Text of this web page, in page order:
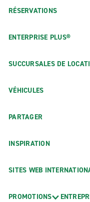
RÉSERVATIONS
ENTERPRISE PLUS®
SUCCURSALES DE
VÉHICULES
PARTAGER
INSPIRATION
SITES WEB
PROMOTIONS